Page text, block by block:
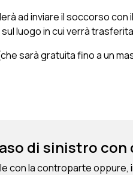
ad inviare il soccorso
luogo in cui verrà
sarà gratuita fino a un
di sinistro
con la controparte oppure,